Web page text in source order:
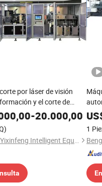
por láser de visión
y el corte de
-20.000,00
Guangdong Yixinfeng Intelligent Equipment Co., Ltd.
1